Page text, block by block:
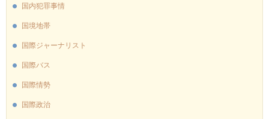
国内犯罪事情
国境地帯
国際ジャーナリスト
国際バス
国際情勢
国際政治